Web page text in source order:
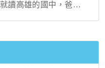
讀高雄的國中，爸爸是